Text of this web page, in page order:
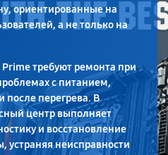
ориентированные на
а не только на
требуют ремонта при
с питанием,
после перегрева. В
центр выполняет
и восстановление
устраняя неисправности